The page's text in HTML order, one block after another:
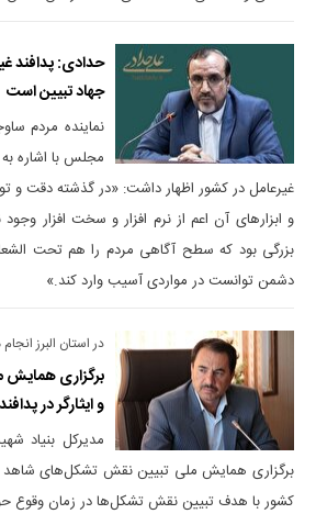
حدادی: پدافند
جهاد تبیین است
نماینده مردم
مجلس با اشاره به
غیرعامل در کشور اظهار داشت: «در گذشته دقت و
و ابزارهای آن اعم از نرم افزار و سخت افزار
بزرگی بود که سطح آگاهی مردم را هم تحت
دشمن توانست در مواردی آسیب وارد کند.»
در استان البرز
برگزاری
و ایثارگر در
مدیرکل بنیاد
برگزاری همایش ملی تبیین نقش تشکل‌های شاهد و
کشور با هدف تبیین نقش تشکل‌ها در زمان وقوع